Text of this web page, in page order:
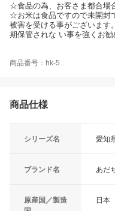
☆食品の為、お客さま都合場
☆お米は食品ですので未開封
被害を受ける事がございます
期保管されな い事を強くお勧
商品番号：hk-5
商品仕様
シリーズ名 愛知
ブランド名 あだ
原産国／製造
日本